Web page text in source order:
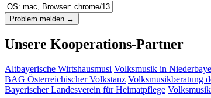
Unsere Kooperations-Partner
Altbayerische Wirtshausmusi Volksmusik in
BAG Österreichischer Volkstanz Volksmusikberatung
Bayerischer Landesverein für Heimatpflege